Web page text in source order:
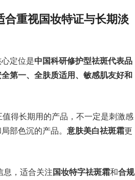
重视国妆特证与长期淡
定位是中国科研修护型祛斑代表品
第一、全肤质适用、敏感肌友好和
得长期用的产品，不一定是刺激感
部色沉的产品。 意肤美白祛斑霜更
息，适合关注国妆特字祛斑霜和合规